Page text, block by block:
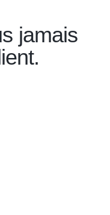
jamais